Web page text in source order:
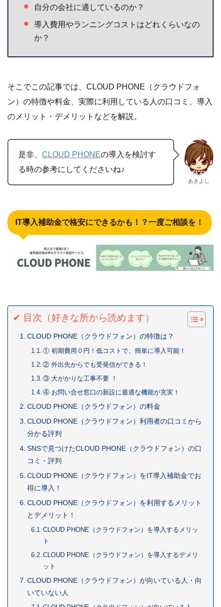
自分の会社に適しているのか？
導入費用やランニングコストはどれくらいなの
か？
そこでこの記事では、CLOUD PHONE（クラウドフォ
ン）の特徴や料金、実際に利用している人の口コミ、導入
のメリット・デメリットなどを解説。
是非、 CLOUD PHONEの導入を検討す
る時の参考にしてくださいね♪
あきよし
IT導入補助金で格安にできるかも！？一度ご相談を！
✔ 目次（好きな所から読めます）
CLOUD PHONE（クラウドフォン）の特徴は？
① 初期費用０円！低コストで、簡単に導入可能！
② 外出先からでも受発信ができる！
③ 大がかりな工事不要 ！
④ お問い合せ窓口の新設に最適な機能が充実！
CLOUD PHONE（クラウドフォン）の料金
CLOUD PHONE（クラウドフォン）利用者の口コミから
分かる評判
SNSで見つけたCLOUD PHONE（クラウドフォン）の口
コミ・評判
CLOUD PHONE（クラウドフォン）をIT導入補助金でお
得に導入！
CLOUD PHONE（クラウドフォン）を利用するメリット
とデメリット！
CLOUD PHONE（クラウドフォン）を導入するメリッ
ト
CLOUD PHONE（クラウドフォン）を導入するデメリ
ット
CLOUD PHONE（クラウドフォン）が向いている人・向
いていない人